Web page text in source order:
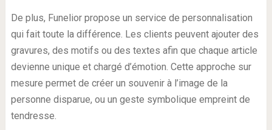
De plus, Funelior propose un service de personnalisation
qui fait toute la différence. Les clients peuvent ajouter des
gravures, des motifs ou des textes afin que chaque article
devienne unique et chargé d’émotion. Cette approche sur
mesure permet de créer un souvenir à l’image de la
personne disparue, ou un geste symbolique empreint de
tendresse.